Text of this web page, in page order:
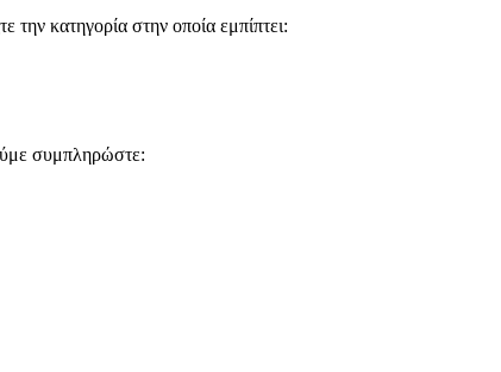
κατηγορία στην οποία εμπίπτει:
συμπληρώστε: